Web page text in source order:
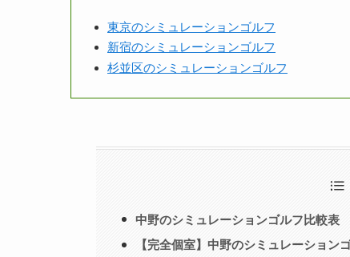
東京のシミュレーションゴルフ
新宿のシミュレーションゴルフ
杉並区のシミュレーションゴルフ
中野のシミュレーションゴルフ比較表
【完全個室】中野のシミュレーション